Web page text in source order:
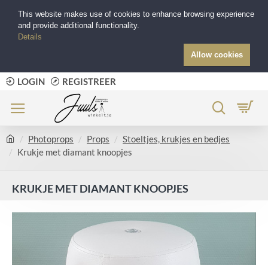
LOGIN REGISTREER
Photoprops Props
Stoeltjes, krukjes en bedjes
Krukje met diamant knoopjes
KRUKJE MET DIAMANT KNOOPJES
This website makes use of cookies to enhance browsing experience
and provide additional functionality.
Details
Allow cookies